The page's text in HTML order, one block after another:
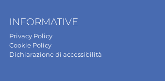
INFORMATIVE
Privacy Policy
Cookie Policy
Dichiarazione di accessibilità